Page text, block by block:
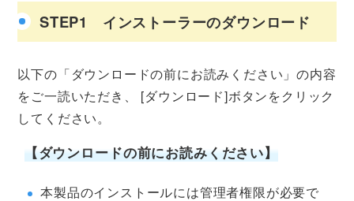
STEP1 インストーラーのダウンロード
以下の「ダウンロードの前にお読みください」の内容
をご一読いただき、 [ダウンロード]ボタンをクリック
してください。
【ダウンロードの前にお読みください】
本製品のインストールには管理者権限が必要で